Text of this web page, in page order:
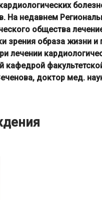
На недавнем
общества
зрения образа жизни
лечении
доктор мед.